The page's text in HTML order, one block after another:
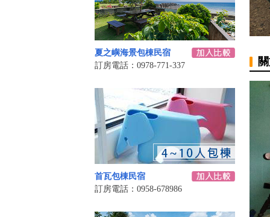
夏之嶼海景包棟民宿
訂房電話：0978-771-337
首瓦包棟民宿
訂房電話：0958-678986